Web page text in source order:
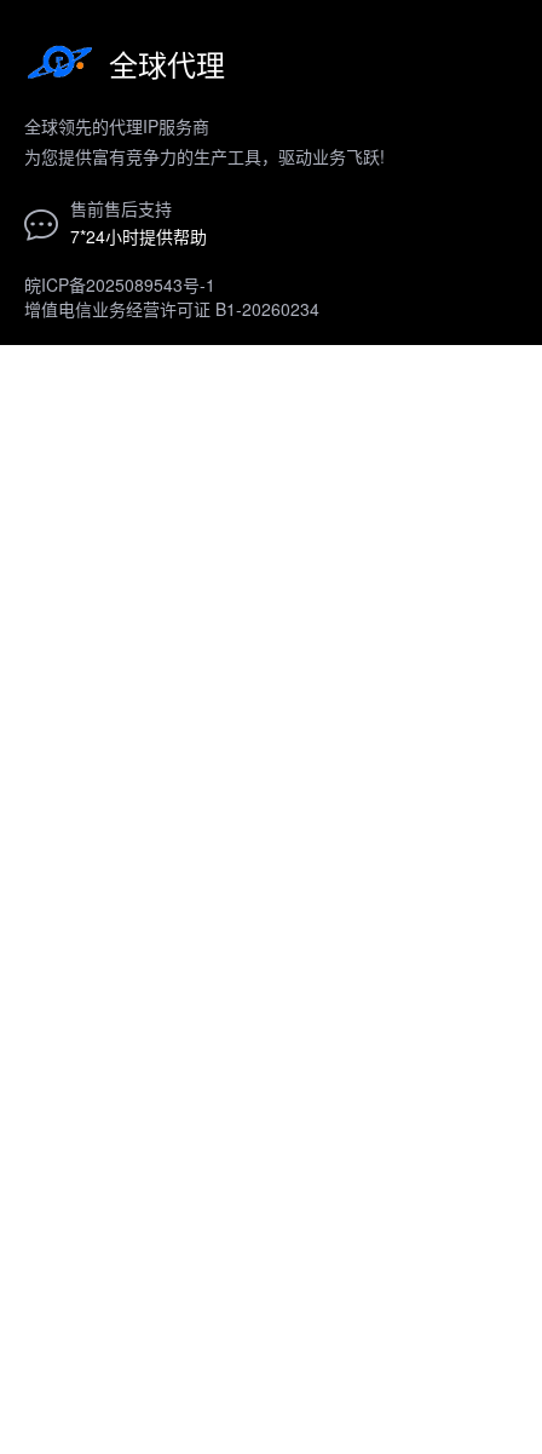
全球代理
全球领先的代理IP服务商
为您提供富有竞争力的生产工具，驱动业务飞跃!
售前售后支持
7*24小时提供帮助
皖ICP备2025089543号-1
增值电信业务经营许可证 B1-20260234